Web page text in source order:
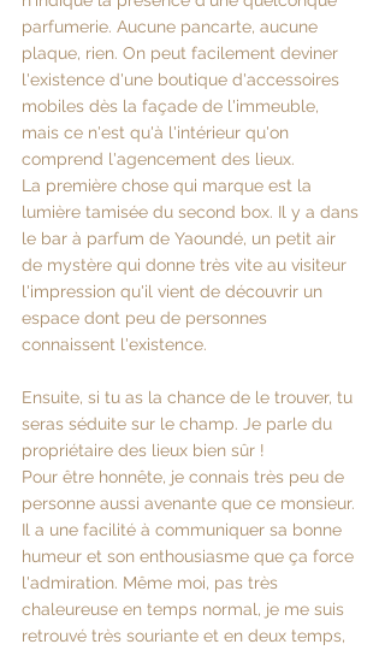
parfumerie. Aucune pancarte, aucune
plaque, rien. On peut facilement deviner
l'existence d'une boutique d'accessoires
mobiles dès la façade de l'immeuble,
mais ce n'est qu'à l'intérieur qu'on
comprend l'agencement des lieux.
La première chose qui marque est la
lumière tamisée du second box. Il y a dans
le bar à parfum de Yaoundé, un petit air
de mystère qui donne très vite au visiteur
l'impression qu'il vient de découvrir un
espace dont peu de personnes
connaissent l'existence.
Ensuite, si tu as la chance de le trouver, tu
seras séduite sur le champ. Je parle du
propriétaire des lieux bien sûr !
Pour être honnête, je connais très peu de
personne aussi avenante que ce monsieur.
Il a une facilité à communiquer sa bonne
humeur et son enthousiasme que ça force
l'admiration. Même moi, pas très
chaleureuse en temps normal, je me suis
retrouvé très souriante et en deux temps,